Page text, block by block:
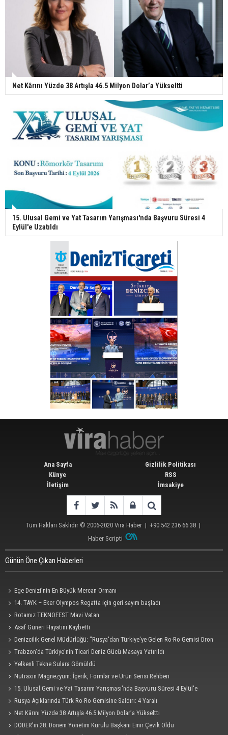
Net Kârını Yüzde 38 Artışla 46.5 Milyon Dolar’a Yükseltti
15. Ulusal Gemi ve Yat Tasarım Yarışması'nda Başvuru Süresi 4
Eylül'e Uzatıldı
Ana Sayfa
Künye
İletişim
Gizlilik Politikası
RSS
İmsakiye
Tüm Hakları Saklıdır © 2006-2020 Vira Haber | +90 542 236 66 38 |
Haber Scripti
Günün Öne Çıkan Haberleri
Ege Denizi’nin En Büyük Mercan Ormanı
14. TAYK – Eker Olympos Regatta için geri sayım başladı
Rotamız TEKNOFEST Mavi Vatan
Asaf Güneri Hayatını Kaybetti
Denizcilik Genel Müdürlüğü: "Rusya'dan Türkiye'ye Gelen Ro-Ro Gemisi Dron
Saldırısına Uğradı"
Trabzon'da Türkiye'nin Ticari Deniz Gücü Masaya Yatırıldı
Yelkenli Tekne Sulara Gömüldü
Nutraxin Magnezyum: İçerik, Formlar ve Ürün Serisi Rehberi
15. Ulusal Gemi ve Yat Tasarım Yarışması'nda Başvuru Süresi 4 Eylül'e
Uzatıldı
Rusya Açıklarında Türk Ro-Ro Gemisine Saldırı: 4 Yaralı
Net Kârını Yüzde 38 Artışla 46.5 Milyon Dolar’a Yükseltti
DÖDER'in 28. Dönem Yönetim Kurulu Başkanı Emir Çevik Oldu